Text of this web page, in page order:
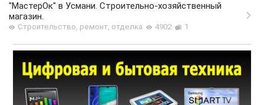
"МастерОк" в Усмани. Строительно-хозяйственный
магазин.
Строительство, ремонт, отделка 4902 1